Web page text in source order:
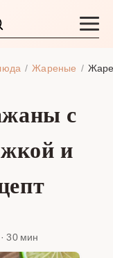
Жареные
с
и
30 мин